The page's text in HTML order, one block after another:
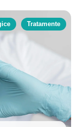
Tratamente